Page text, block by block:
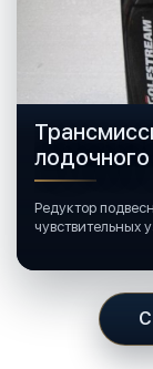
Редуктор
чувствительных